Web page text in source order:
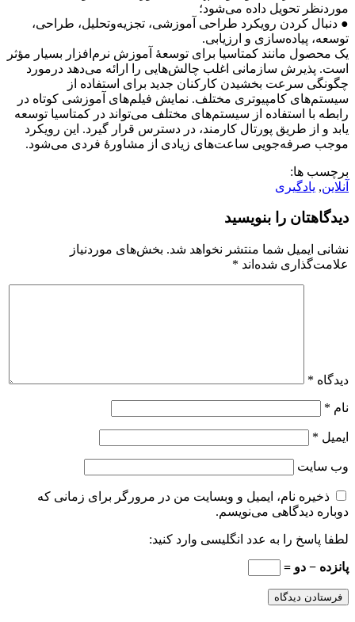
موردنظر تحویل داده می‌شود؛
● دنبال کردن رویکرد طراحی آموزشی، تجزیه‌وتحلیل، طراحی،
توسعه، پیاده‌سازی و ارزیابی.
یک محصول مانند کمتاسیا برای توسعۀ آموزش نرم‌افزار بسیار مؤثر
است. پذیرش سازمانی اغلب چالش‌هایی را ارائه می‌دهد درمورد
چگونگی سرعت بخشیدن کارکنان جدید برای استفاده از
سیستم‌های کامپیوتری مختلف. نمایش فیلم‌های آموزشی کوتاه در
رابطه با استفاده از سیستم‌های مختلف می‌تواند در کمتاسیا توسعه
‌یابد و از طریق پورتال کارمند، در دسترس قرار گیرد. این رویکرد
موجب صرفه‌جویی ساعت‌های زیادی از مشاورۀ فردی می‌شود.
برچسب ها:
آنلاین, یادگیری
دیدگاهتان را بنویسید
نشانی ایمیل شما منتشر نخواهد شد. بخش‌های موردنیاز
علامت‌گذاری شده‌اند *
دیدگاه *
نام *
ایمیل *
وب‌ سایت
ذخیره نام، ایمیل و وبسایت من در مرورگر برای زمانی که
دوباره دیدگاهی می‌نویسم.
لطفا پاسخ را به عدد انگلیسی وارد کنید:
پانزده − دو =